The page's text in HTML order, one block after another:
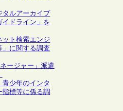
タルアーカイブ
イドライン」を
ット検索エンジ
」に関する調査
ージャー」派遣
少年のインタ
標等に係る調